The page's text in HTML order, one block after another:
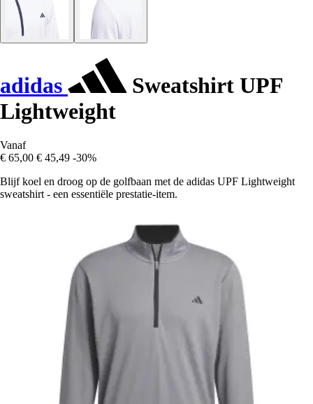
adidas
Sweatshirt UPF
Lightweight
Vanaf
€ 65,00 € 45,49 -30%
Blijf koel en droog op de golfbaan met de adidas UPF Lightweight
sweatshirt - een essentiële prestatie-item.